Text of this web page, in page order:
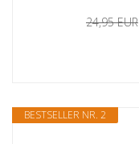
24,95 EUR
BESTSELLER NR. 2